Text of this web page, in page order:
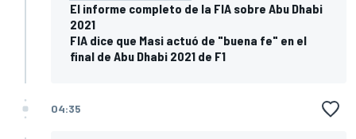
El informe completo de la FIA sobre Abu Dhabi
2021
FIA dice que Masi actuó de "buena fe" en el
final de Abu Dhabi 2021 de F1
04:35